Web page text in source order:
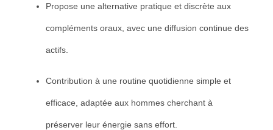
Propose une alternative pratique et discrète aux
compléments oraux, avec une diffusion continue des
actifs.
Contribution à une routine quotidienne simple et
efficace, adaptée aux hommes cherchant à
préserver leur énergie sans effort.